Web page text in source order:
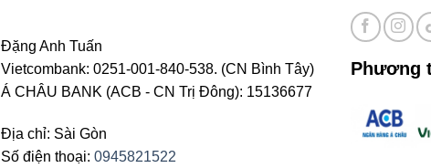
Đặng Anh Tuấn
Vietcombank: 0251-001-840-538. (CN Bình Tây)
Á CHÂU BANK (ACB - CN Trị Đông): 15136677
Địa chỉ: Sài Gòn
Số điện thoại: 0945821522
Phương